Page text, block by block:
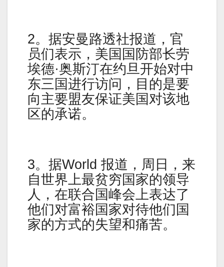
2。据安曼路透社报道，官
员们表示，美国国防部长劳
埃德·奥斯汀在约旦开始对中
东三国进行访问，目的是要
向主要盟友保证美国对该地
区的承诺。
3。据World 报道，周日，来
自世界上最贫穷国家的领导
人，在联合国峰会上表达了
他们对富裕国家对待他们国
家的方式的失望和痛苦。